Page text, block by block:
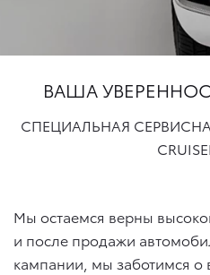
ВАША
СПЕЦИАЛЬНАЯ
Мы остаемся верны
и после продажи
кампании, мы заботимся